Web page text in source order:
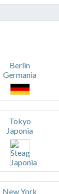
Berlin
Germania
Tokyo
Japonia
New York